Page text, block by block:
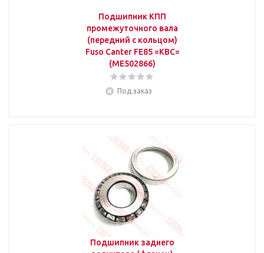
Подшипник КПП
промежуточного вала
(передний с кольцом)
Fuso Canter FE85 =KBC=
(ME502866)
Под заказ
Подшипник заднего